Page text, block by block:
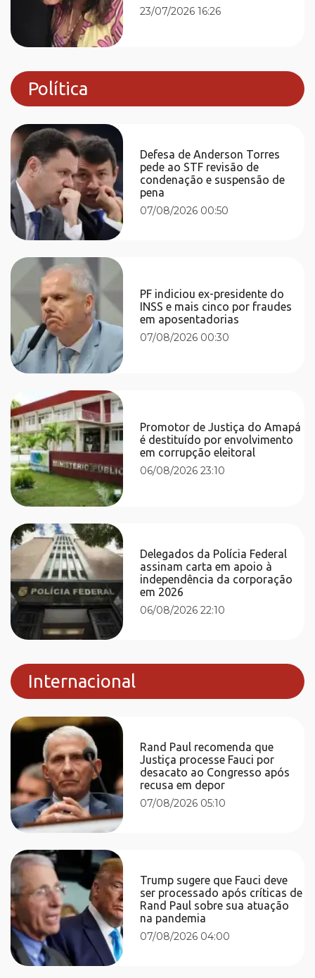
23/07/2026 16:26
Política
Defesa de Anderson Torres
pede ao STF revisão de
condenação e suspensão de
pena
07/08/2026 00:50
PF indiciou ex-presidente do
INSS e mais cinco por fraudes
em aposentadorias
07/08/2026 00:30
Promotor de Justiça do Amapá
é destituído por envolvimento
em corrupção eleitoral
06/08/2026 23:10
Delegados da Polícia Federal
assinam carta em apoio à
independência da corporação
em 2026
06/08/2026 22:10
Internacional
Rand Paul recomenda que
Justiça processe Fauci por
desacato ao Congresso após
recusa em depor
07/08/2026 05:10
Trump sugere que Fauci deve
ser processado após críticas de
Rand Paul sobre sua atuação
na pandemia
07/08/2026 04:00